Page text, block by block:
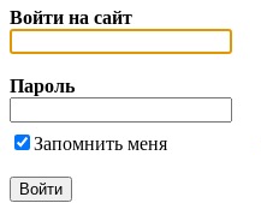
Войти на сайт
Пароль
Запомнить меня